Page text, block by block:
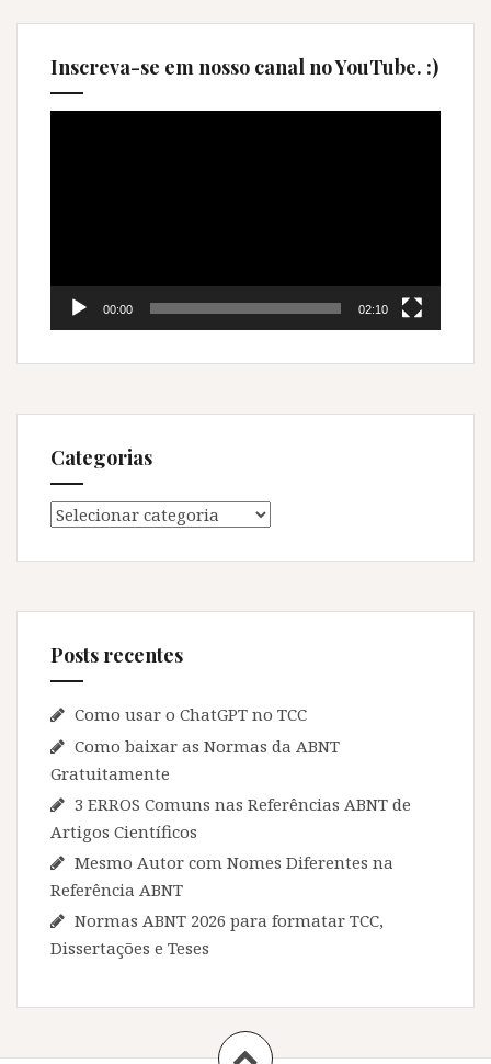
Inscreva-se em nosso canal no YouTube. :)
00:00 02:10
Categorias
Categorias
Posts recentes
Como usar o ChatGPT no TCC
Como baixar as Normas da ABNT
Gratuitamente
3 ERROS Comuns nas Referências ABNT de
Artigos Científicos
Mesmo Autor com Nomes Diferentes na
Referência ABNT
Normas ABNT 2026 para formatar TCC,
Dissertações e Teses